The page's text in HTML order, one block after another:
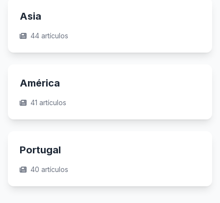
Asia
44 artículos
América
41 artículos
Portugal
40 artículos